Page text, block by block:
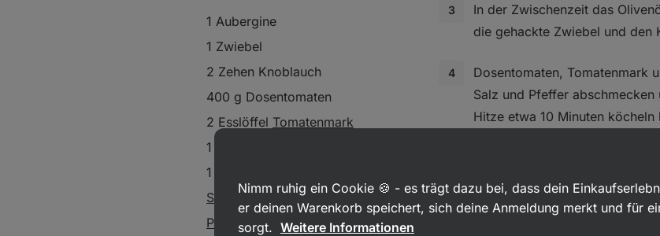
1 Aubergine
1 Zwiebel
2 Zehen Knoblauch
400 g Dosentomaten
2 Esslöffel Tomatenmark
1 Esslöffel
1 Esslöffel Oregano
Salz
Pfeffer
In der Zwischenzeit das
die gehackte Zwiebel und den
Dosentomaten, Tomatenmark
Salz und Pfeffer
Hitze etwa 10 Minuten köcheln
Pfeffer würzen.
Die Lasagne nach den
Nimm ruhig ein Cookie 🍪 - es trägt dazu bei, dass dein
er deinen Warenkorb speichert, sich deine Anmeldung merkt und für
sorgt. Weitere Informationen